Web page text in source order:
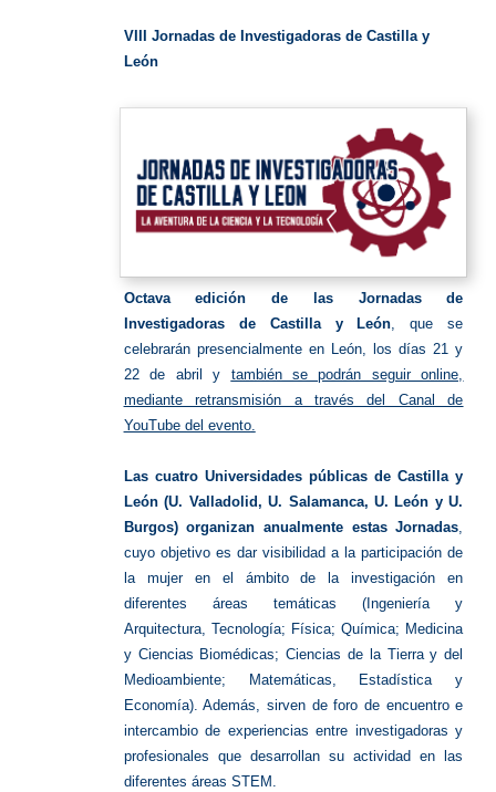
VIII Jornadas de Investigadoras de Castilla y
León
Octava edición de las Jornadas de
Investigadoras de Castilla y León , que se
celebrarán presencialmente en León, los días 21 y
22 de abril y también se podrán seguir online,
mediante retransmisión a través del Canal de
YouTube del evento.
Las cuatro Universidades públicas de Castilla y
León (U. Valladolid, U. Salamanca, U. León y U.
Burgos) organizan anualmente estas Jornadas
cuyo objetivo es dar visibilidad a la participación de
la mujer en el ámbito de la investigación en
diferentes áreas temáticas (Ingeniería y
Arquitectura, Tecnología; Física; Química; Medicina
y Ciencias Biomédicas; Ciencias de la Tierra y del
Medioambiente; Matemáticas, Estadística y
Economía). Además, sirven de foro de encuentro e
intercambio de experiencias entre investigadoras y
profesionales que desarrollan su actividad en las
diferentes áreas STEM.